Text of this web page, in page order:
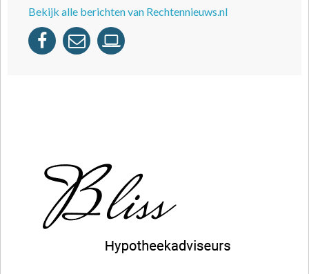
Bekijk alle berichten van Rechtennieuws.nl